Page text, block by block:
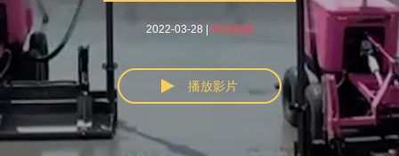
2022-03-28 | 科技創新
播放影片